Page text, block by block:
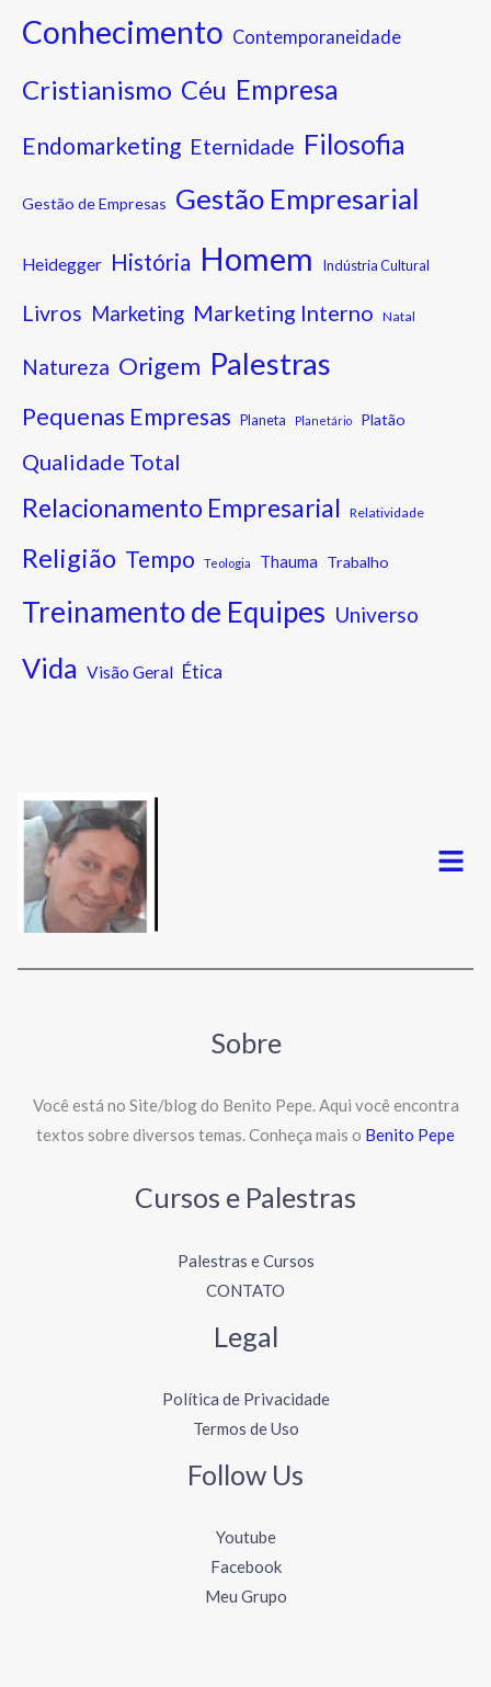
Conhecimento Contemporaneidade
Cristianismo Céu Empresa
Endomarketing Eternidade Filosofia
Gestão de Empresas Gestão Empresarial
Heidegger História Homem Indústria Cultural
Livros Marketing Marketing Interno Natal
Natureza Origem Palestras
Pequenas Empresas Planeta Planetário Platão
Qualidade Total
Relacionamento Empresarial Relatividade
Religião Tempo Teologia Thauma Trabalho
Treinamento de Equipes Universo
Vida Visão Geral Ética
Menu
Sobre
Você está no Site/blog do Benito Pepe. Aqui você encontra
textos sobre diversos temas. Conheça mais o Benito Pepe
Cursos e Palestras
Palestras e Cursos
CONTATO
Legal
Política de Privacidade
Termos de Uso
Follow Us
Youtube
Facebook
Meu Grupo